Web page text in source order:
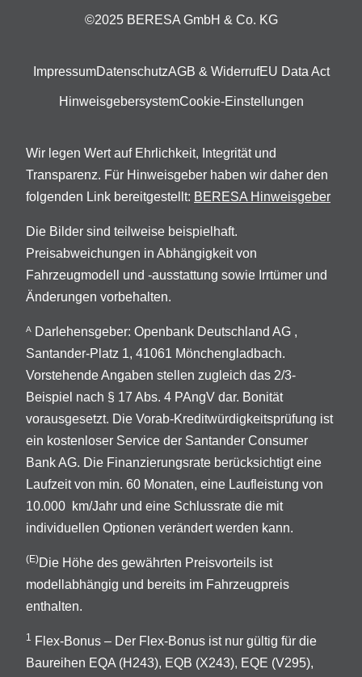
©2025 BERESA GmbH & Co. KG
ImpressumDatenschutzAGB & WiderrufEU Data Act
HinweisgebersystemCookie-Einstellungen
Wir legen Wert auf Ehrlichkeit, Integrität und
Transparenz. Für Hinweisgeber haben wir daher den
folgenden Link bereitgestellt: BERESA Hinweisgeber
Die Bilder sind teilweise beispielhaft.
Preisabweichungen in Abhängigkeit von
Fahrzeugmodell und -ausstattung sowie Irrtümer und
Änderungen vorbehalten.
A Darlehensgeber: Openbank Deutschland AG ,
Santander-Platz 1, 41061 Mönchengladbach.
Vorstehende Angaben stellen zugleich das 2/3-
Beispiel nach § 17 Abs. 4 PAngV dar. Bonität
vorausgesetzt. Die Vorab-Kreditwürdigkeitsprüfung ist
ein kostenloser Service der Santander Consumer
Bank AG. Die Finanzierungsrate berücksichtigt eine
Laufzeit von min. 60 Monaten, eine Laufleistung von
10.000 km/Jahr und eine Schlussrate die mit
individuellen Optionen verändert werden kann.
(E)Die Höhe des gewährten Preisvorteils ist
modellabhängig und bereits im Fahrzeugpreis
enthalten.
1 Flex-Bonus – Der Flex-Bonus ist nur gültig für die
Baureihen EQA (H243), EQB (X243), EQE (V295),